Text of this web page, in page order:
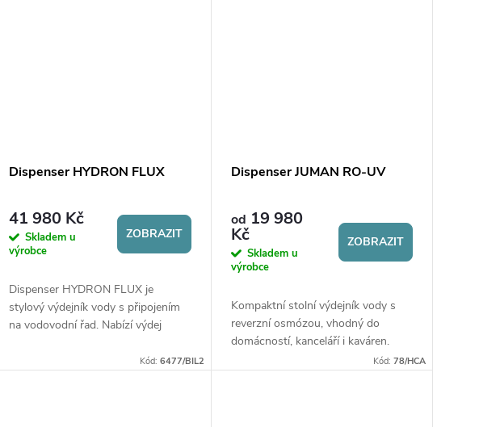
Dispenser HYDRON FLUX
41 980 Kč
Skladem u
výrobce
ZOBRAZIT
Dispenser HYDRON FLUX je
stylový výdejník vody s připojením
na vodovodní řad. Nabízí výdej
také vodíkové vody. Disponuje...
Kód: 6477/BIL2
Dispenser JUMAN RO-UV
od 19 980
Kč
Skladem u
výrobce
ZOBRAZIT
Kompaktní stolní výdejník vody s
reverzní osmózou, vhodný do
domácností, kanceláří i kaváren.
Nabízí výdej pokojové, horké,Kód: 78/HCA